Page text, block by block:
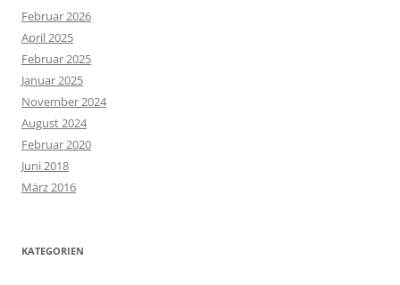
Februar 2026
April 2025
Februar 2025
Januar 2025
November 2024
August 2024
Februar 2020
Juni 2018
März 2016
KATEGORIEN